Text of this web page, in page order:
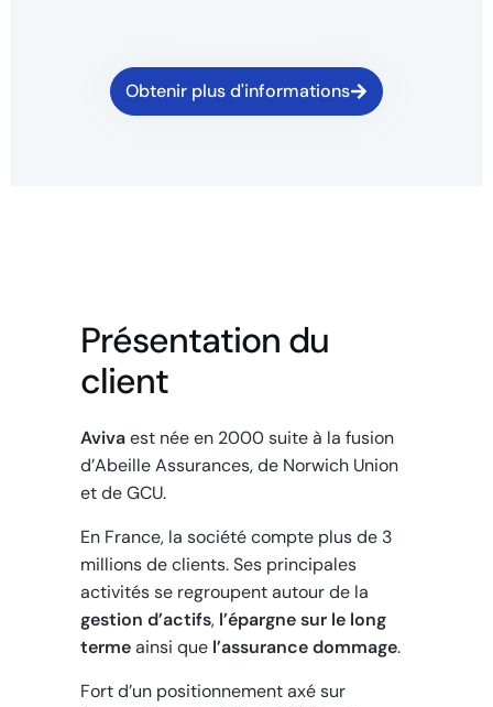
Obtenir plus d'informations
Présentation du
client
Avivaest née en 2000 suite à la fusion
d’Abeille Assurances, de Norwich Union
et de GCU.
En France, la société compte plus de 3
millions de clients. Ses principales
activités se regroupent autour de la
gestion d’actifs, l’épargne sur le long
termeainsi que l’assurance dommage.
Fort d’un positionnement axé sur